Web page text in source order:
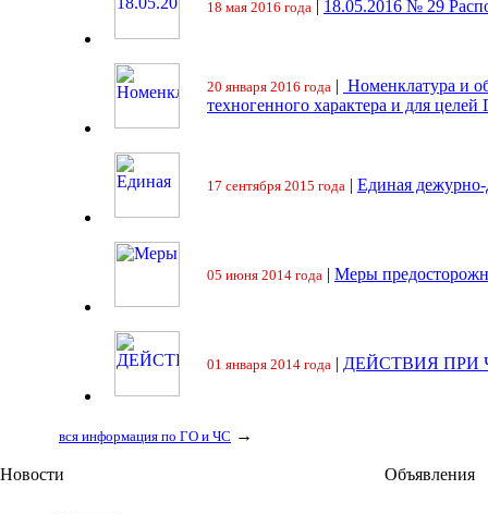
18 мая 2016 года | 18.05.2016 № 29
20 января 2016 года | Номенклатура и
техногенного характера и для целей
17 сентября 2015 года | Единая
05 июня 2014 года | Меры
01 января 2014 года | ДЕЙСТВИЯ ПРИ
вся информация по ГО и ЧС →
Новости Объявления